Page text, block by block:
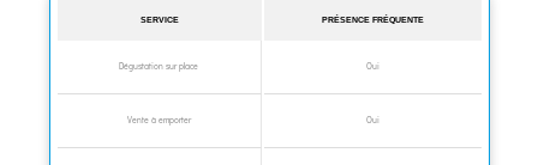
SERVICE PRÉSENCE FRÉQUENTE
Dégustation sur place Oui
Vente à emporter Oui